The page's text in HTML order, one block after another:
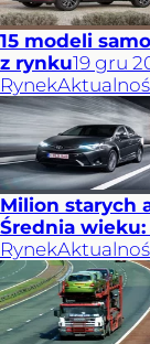
15 modeli
z rynku19 gru
Rynek
Milion starych
Średnia wieku:
Rynek